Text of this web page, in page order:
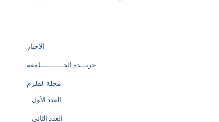
الاخبار
جريـــدة الجــــــــــــامعة
مجلة القلزم
العدد الأول
العدد الثاني